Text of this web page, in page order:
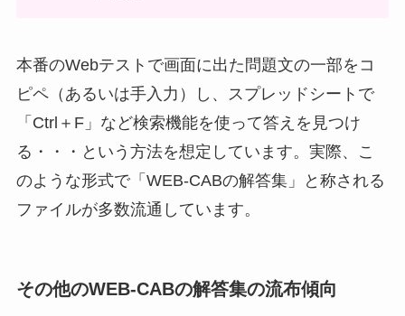
本番のWebテストで画面に出た問題文の一部をコ
ピペ（あるいは手入力）し、スプレッドシートで
「Ctrl＋F」など検索機能を使って答えを見つけ
る・・・という方法を想定しています。実際、こ
のような形式で「WEB-CABの解答集」と称される
ファイルが多数流通しています。
その他のWEB-CABの解答集の流布傾向